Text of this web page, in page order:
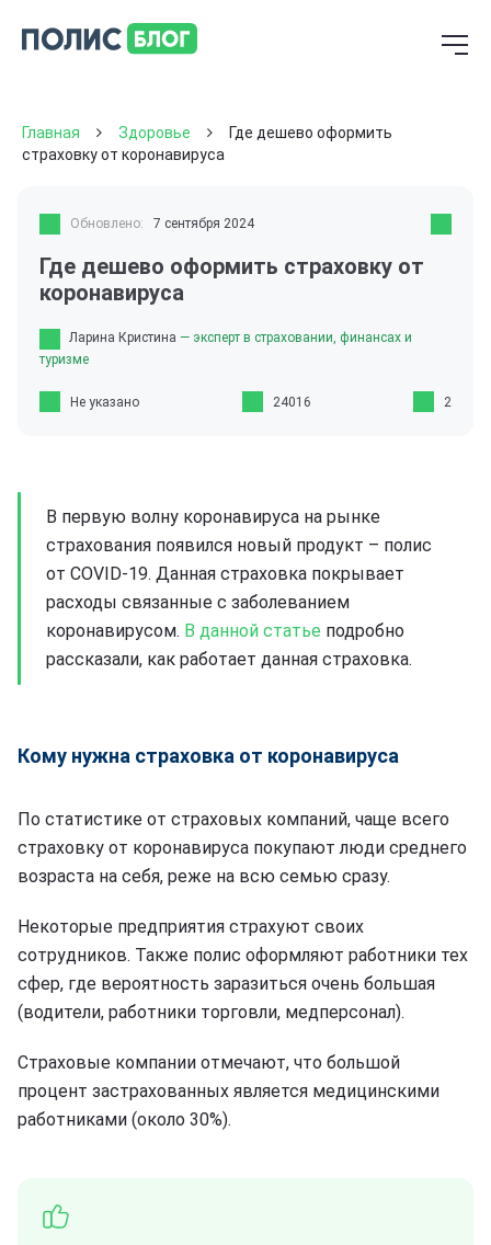
Главная Здоровье
Где дешево оформить
страховку от коронавируса
Обновлено: 7 сентября 2024
Где дешево оформить страховку от
коронавируса
Ларина Кристина — эксперт в страховании, финансах и
туризме
Не указано 24016 2
В первую волну коронавируса на рынке
страхования появился новый продукт – полис
от COVID-19. Данная страховка покрывает
расходы связанные с заболеванием
коронавирусом. В данной статье подробно
рассказали, как работает данная страховка.
Кому нужна страховка от коронавируса
По статистике от страховых компаний, чаще всего
страховку от коронавируса покупают люди среднего
возраста на себя, реже на всю семью сразу.
Некоторые предприятия страхуют своих
сотрудников. Также полис оформляют работники тех
сфер, где вероятность заразиться очень большая
(водители, работники торговли, медперсонал).
Страховые компании отмечают, что большой
процент застрахованных является медицинскими
работниками (около 30%).